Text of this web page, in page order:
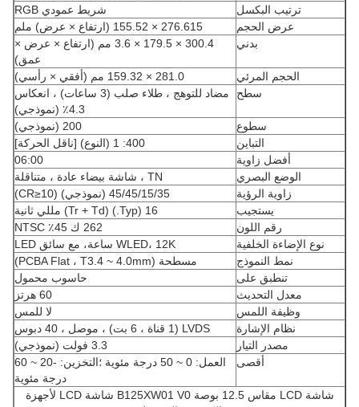
ترتيب البكسل
شريط عمودي RGB
عرض الحجم
276.615 × 155.52 (ارتفاع × عرض) ملم
بدني
300.4 × 179.5 × 3.6 مم (ارتفاع × عرض ×
عمق)
الحجم المرئي
281.0 × 159.32 مم (أفقي × رأسي)
سطح
مضاد للتوهج ، طلاء صلب (3 ساعات) ، انعكاس
4.3٪ (نموذجي)
سطوع
200 (نموذجي)
التباين
400: 1 (النوع) [ناقل الحركة]
أفضل زاوية
06:00
الوضع البصري
TN ، شاشة بيضاء عادة ، متناقلة
زاوية الرؤية
45/45/15/35 (نموذجي) (CR≥10)
يستجيب
16 (Typ.) (Tr + Td) مللي ثانية
رقم اللون
262 ك 45٪ NTSC
نوع الإضاءة الخلفية
WLED، 12K ساعة، مع سائق LED
نمط النموذج
مسطحة (PCBA Flat ، T3.4 ~ 4.0mm)
تنطبق على
حاسوب محمول
معدل التحديث
60 هرتز
وظيفة اللمس
لا للمس
نظام الإشارة
LVDS (1 قناة ، 6 بت) ، موصل ، 40 دبوس
مصدر التيار
3.3 فولت (نموذجي)
أقصى
العمل: 0 ~ 50 درجة مئوية ؛التخزين: -20 ~ 60
درجة مئوية
شاشة LCD مقاس 12.5 بوصة B125XW01 V0 شاشة LCD لأجهزة